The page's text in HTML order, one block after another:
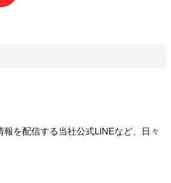
を配信する当社公式LINEなど、日々